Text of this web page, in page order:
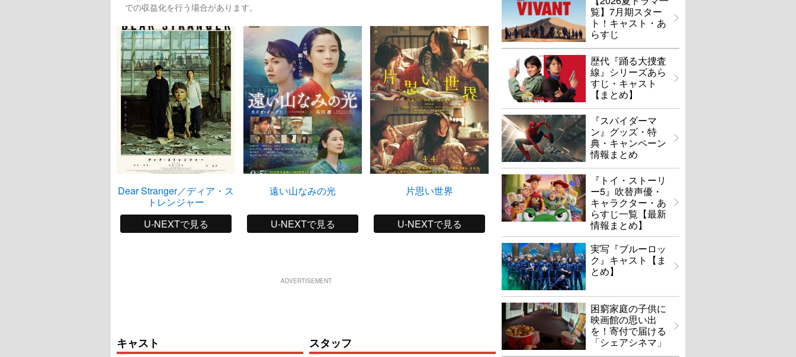
での収益化を行う場合があります。
Dear Stranger／ディア・ス
トレンジャー
U-NEXTで見る
遠い山なみの光
U-NEXTで見る
片思い世界
U-NEXTで見る
ゆきてかへらぬ
U-NEXTで見る
ADVERTISEMENT
キャスト スタッフ
覧】7月期スター
ト！キャスト・あ
らすじ
歴代『踊る大捜査
線』シリーズあら
すじ・キャスト
【まとめ】
『スパイダーマ
ン』グッズ・特
典・キャンペーン
情報まとめ
『トイ・ストーリ
ー5』吹替声優・
キャラクター・あ
らすじ一覧【最新
情報まとめ】
実写『ブルーロッ
ク』キャスト【ま
とめ】
困窮家庭の子供に
映画館の思い出
を！寄付で届ける
「シェアシネマ」